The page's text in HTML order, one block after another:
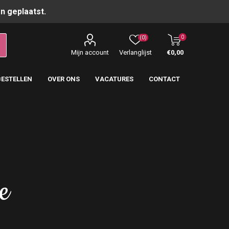
geplaatst.
Mijn account Verlanglijst
(0) 0
€0,00
OVER ONS VACATURES CONTACT